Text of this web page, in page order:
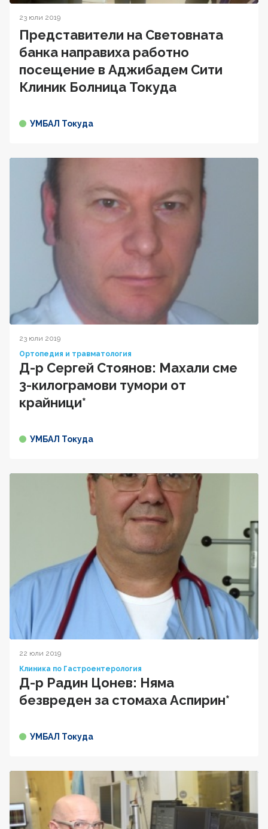
23 юли 2019
Представители на Световната
банка направиха работно
посещение в Аджибадем Сити
Клиник Болница Токуда
УМБАЛ Токуда
23 юли 2019
Ортопедия и травматология
Д-р Сергей Стоянов: Махали сме
3-килограмови тумори от
крайници*
УМБАЛ Токуда
22 юли 2019
Клиника по Гастроентерология
Д-р Радин Цонев: Няма
безвреден за стомаха Аспирин*
УМБАЛ Токуда